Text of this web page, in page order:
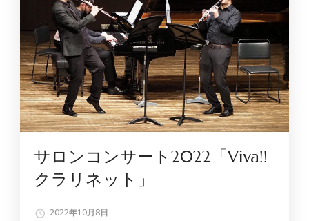
サロンコンサート2022「Viva!!
クラリネット」
2022年10月8日